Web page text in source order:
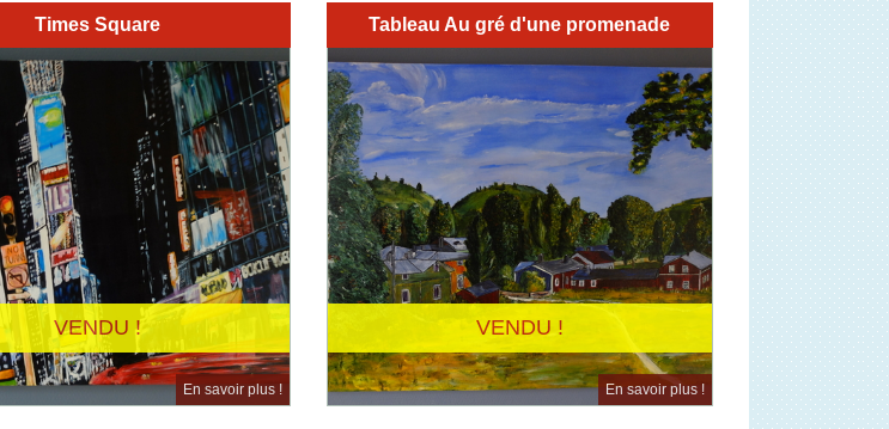
Times Square
VENDU !
En savoir plus !
Tableau Au gré d'une promenade
VENDU !
En savoir plus !